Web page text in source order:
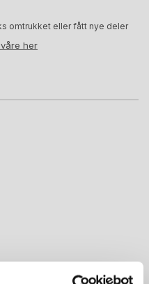
omtrukket eller fått nye deler
her